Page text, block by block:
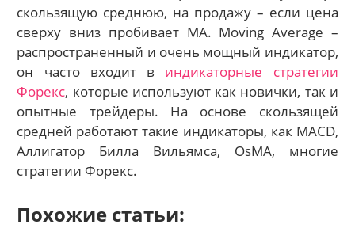
скользящую среднюю, на продажу – если цена
сверху вниз пробивает МА. Moving Average –
распространенный и очень мощный индикатор,
он часто входит в индикаторные стратегии
Форекс, которые используют как новички, так и
опытные трейдеры. На основе скользящей
средней работают такие индикаторы, как MACD,
Аллигатор Билла Вильямса, OsMA, многие
стратегии Форекс.
Похожие статьи: